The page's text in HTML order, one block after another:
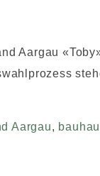
Aargau
Aargau,